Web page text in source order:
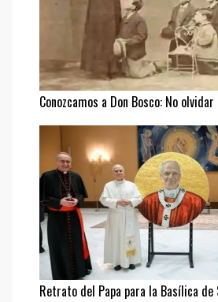
Conozcamos a Don Bosco: No
Retrato del Papa para la Basílica de